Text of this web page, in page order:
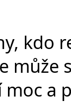
kdo
a